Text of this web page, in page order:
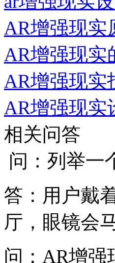
AR增强现实
AR增强现实
AR增强现实
AR增强现实
相关问答
问：列举一
答：用户戴
厅，眼镜会
问：AR增强